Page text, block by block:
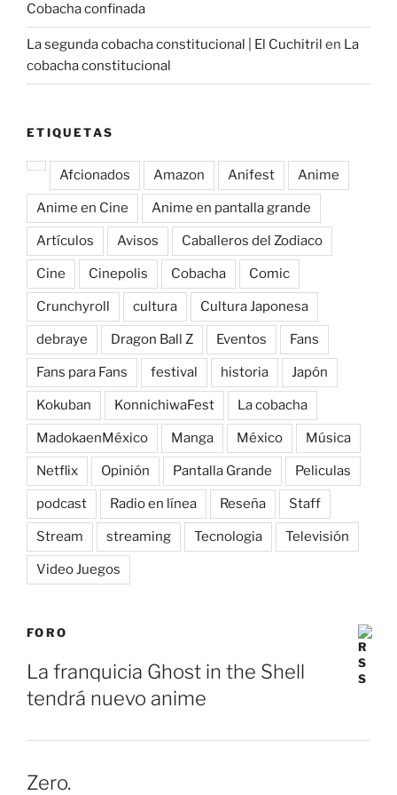
Cobacha confinada
La segunda cobacha constitucional | El Cuchitril en La
cobacha constitucional
ETIQUETAS
Afcionados Amazon Anifest Anime
Anime en Cine Anime en pantalla grande
Artículos Avisos Caballeros del Zodiaco
Cine Cinepolis Cobacha Comic
Crunchyroll cultura Cultura Japonesa
debraye Dragon Ball Z Eventos Fans
Fans para Fans festival historia Japón
Kokuban KonnichiwaFest La cobacha
MadokaenMéxico Manga México Música
Netflix Opinión Pantalla Grande Peliculas
podcast Radio en línea Reseña Staff
Stream streaming Tecnologia Televisión
Video Juegos
FORO
La franquicia Ghost in the Shell
tendrá nuevo anime
Zero.